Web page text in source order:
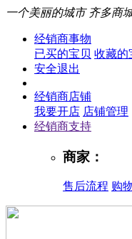
一个美丽的城市 齐多商
经销商事物
已买的宝贝 收藏的
安全退出
经销商店铺
我要开店 店铺管理
经销商支持
商家：
售后流程 购